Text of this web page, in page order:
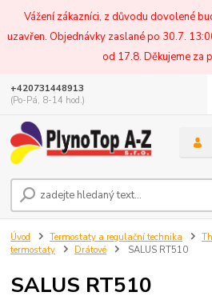
Vážení zákazníci, z důvodu dovolené
uzavřen. Objednávky zaslané po 30.7.
od 17.8. Děkujeme za
+420731448913
(Po-Pá, 8-14 hod.)
Úvod Termostaty a regulační technika
termostaty
Drátové SALUS RT510
SALUS RT510